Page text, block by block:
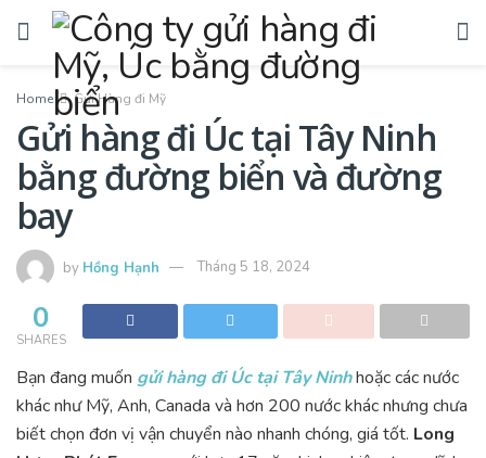
Home Gửi Hàng đi Mỹ
Gửi hàng đi Úc tại Tây Ninh
bằng đường biển và đường
bay
by Hồng Hạnh Tháng 5 18, 2024
0
SHARES
Bạn đang muốn gửi hàng đi Úc tại Tây Ninhhoặc các nước
khác như Mỹ, Anh, Canada và hơn 200 nước khác nhưng chưa
biết chọn đơn vị vận chuyển nào nhanh chóng, giá tốt. Long